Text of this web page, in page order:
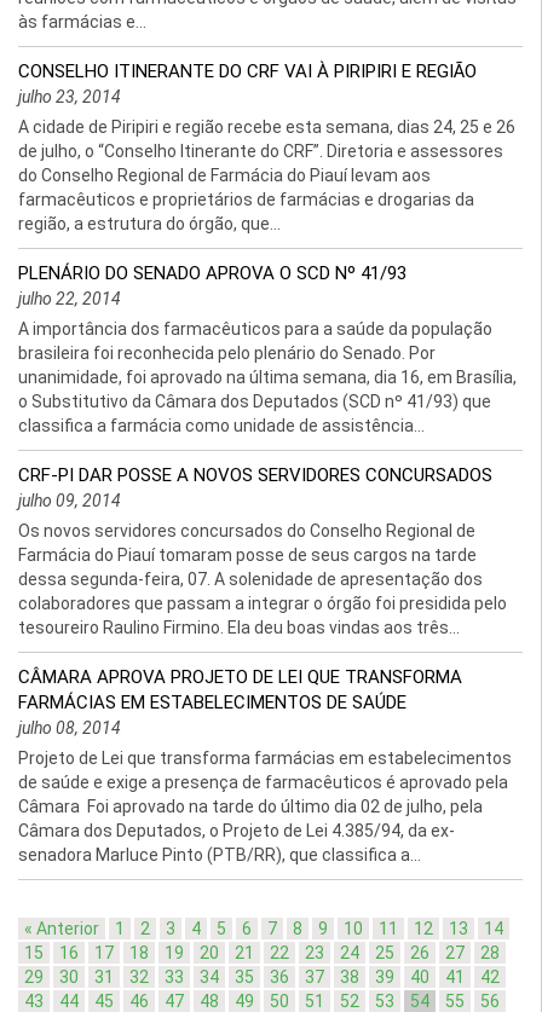
às farmácias e...
CONSELHO ITINERANTE DO CRF VAI À PIRIPIRI E REGIÃO
julho 23, 2014
A cidade de Piripiri e região recebe esta semana, dias 24, 25 e 26
de julho, o “Conselho Itinerante do CRF”. Diretoria e assessores
do Conselho Regional de Farmácia do Piauí levam aos
farmacêuticos e proprietários de farmácias e drogarias da
região, a estrutura do órgão, que...
PLENÁRIO DO SENADO APROVA O SCD Nº 41/93
julho 22, 2014
A importância dos farmacêuticos para a saúde da população
brasileira foi reconhecida pelo plenário do Senado. Por
unanimidade, foi aprovado na última semana, dia 16, em Brasília,
o Substitutivo da Câmara dos Deputados (SCD nº 41/93) que
classifica a farmácia como unidade de assistência...
CRF-PI DAR POSSE A NOVOS SERVIDORES CONCURSADOS
julho 09, 2014
Os novos servidores concursados do Conselho Regional de
Farmácia do Piauí tomaram posse de seus cargos na tarde
dessa segunda-feira, 07. A solenidade de apresentação dos
colaboradores que passam a integrar o órgão foi presidida pelo
tesoureiro Raulino Firmino. Ela deu boas vindas aos três...
CÂMARA APROVA PROJETO DE LEI QUE TRANSFORMA
FARMÁCIAS EM ESTABELECIMENTOS DE SAÚDE
julho 08, 2014
Projeto de Lei que transforma farmácias em estabelecimentos
de saúde e exige a presença de farmacêuticos é aprovado pela
Câmara Foi aprovado na tarde do último dia 02 de julho, pela
Câmara dos Deputados, o Projeto de Lei 4.385/94, da ex-
senadora Marluce Pinto (PTB/RR), que classifica a...
« Anterior 1 2 3 4 5 6 7 8 9 10 11 12 13
14
15
16 17 18 19 20 21 22 23 24 25 26 27
28
29
30 31 32 33 34 35 36 37 38 39 40 41
42
43
44 45 46 47 48 49 50 51 52 53 54 55
56